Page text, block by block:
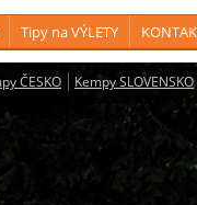
Tipy na VÝLETY
ČESKO Kempy SLOVENSKO